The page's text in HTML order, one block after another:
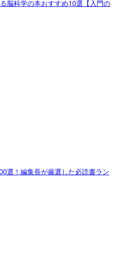
脳科学の本おすすめ10選【入門の
選！編集長が厳選した必読書ラン